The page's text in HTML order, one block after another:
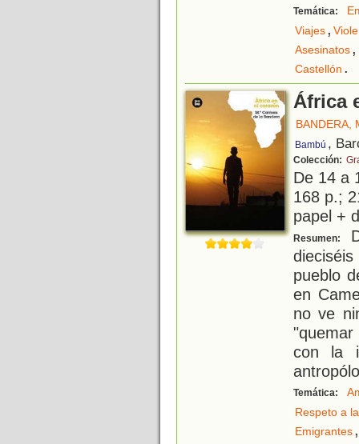
Temática:
Viajes,
Asesinatos,
Castellón .
África
BANDERA,
Bambú ,
Colección:
De 14 a
168 p.;
papel +
Resumen:
pueblo
en
no ve
con la
Temática:
Respeto a
Emigrantes,